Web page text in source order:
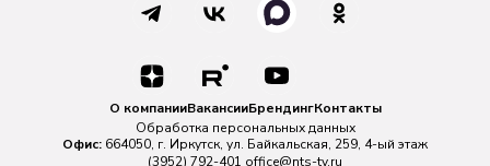
О компанииВакансииБрендингКонтакты
Обработка персональных данных
Офис: 664050, г. Иркутск, ул. Байкальская, 259, 4-ый этаж
(3952) 792-401 office@nts-tv.ru